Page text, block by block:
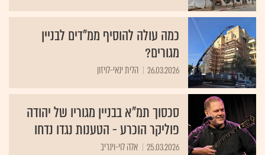
כמה עולה להוסיף ממ"דים לבניין
מגורים?
26.03.2026 הלית ינאי-לויזון
סכסוך תמ"א בבניין מגוריו של יהודה
פוליקר הוכרע - הטענות נגדו נדחו
25.03.2026 אלה לוי-וינריב